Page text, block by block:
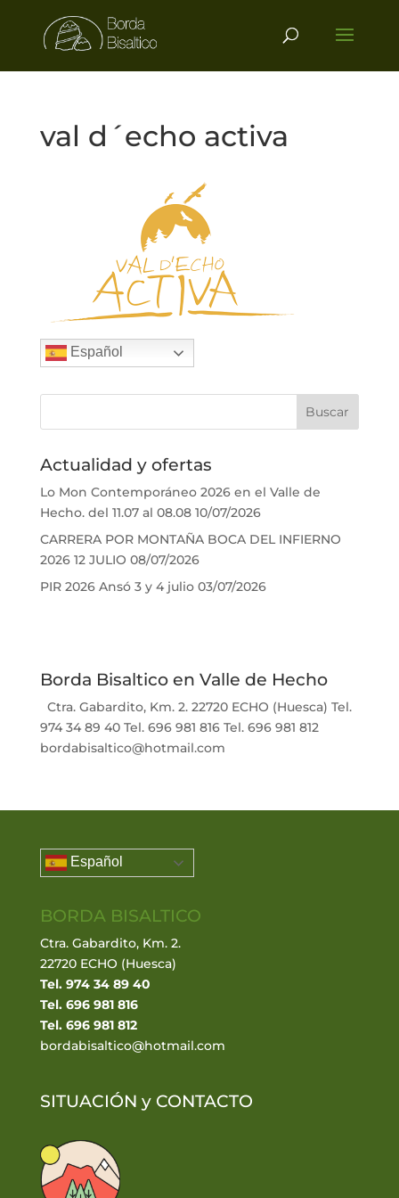
val d´echo activa
Español
Actualidad y ofertas
Lo Mon Contemporáneo 2026 en el Valle de
Hecho. del 11.07 al 08.08 10/07/2026
CARRERA POR MONTAÑA BOCA DEL INFIERNO
2026 12 JULIO 08/07/2026
PIR 2026 Ansó 3 y 4 julio 03/07/2026
Borda Bisaltico en Valle de Hecho
Ctra. Gabardito, Km. 2. 22720 ECHO (Huesca) Tel.
974 34 89 40 Tel. 696 981 816 Tel. 696 981 812
bordabisaltico@hotmail.com
Español
BORDA BISALTICO
Ctra. Gabardito, Km. 2.
22720 ECHO (Huesca)
Tel. 974 34 89 40
Tel. 696 981 816
Tel. 696 981 812
bordabisaltico@hotmail.com
SITUACIÓN y CONTACTO